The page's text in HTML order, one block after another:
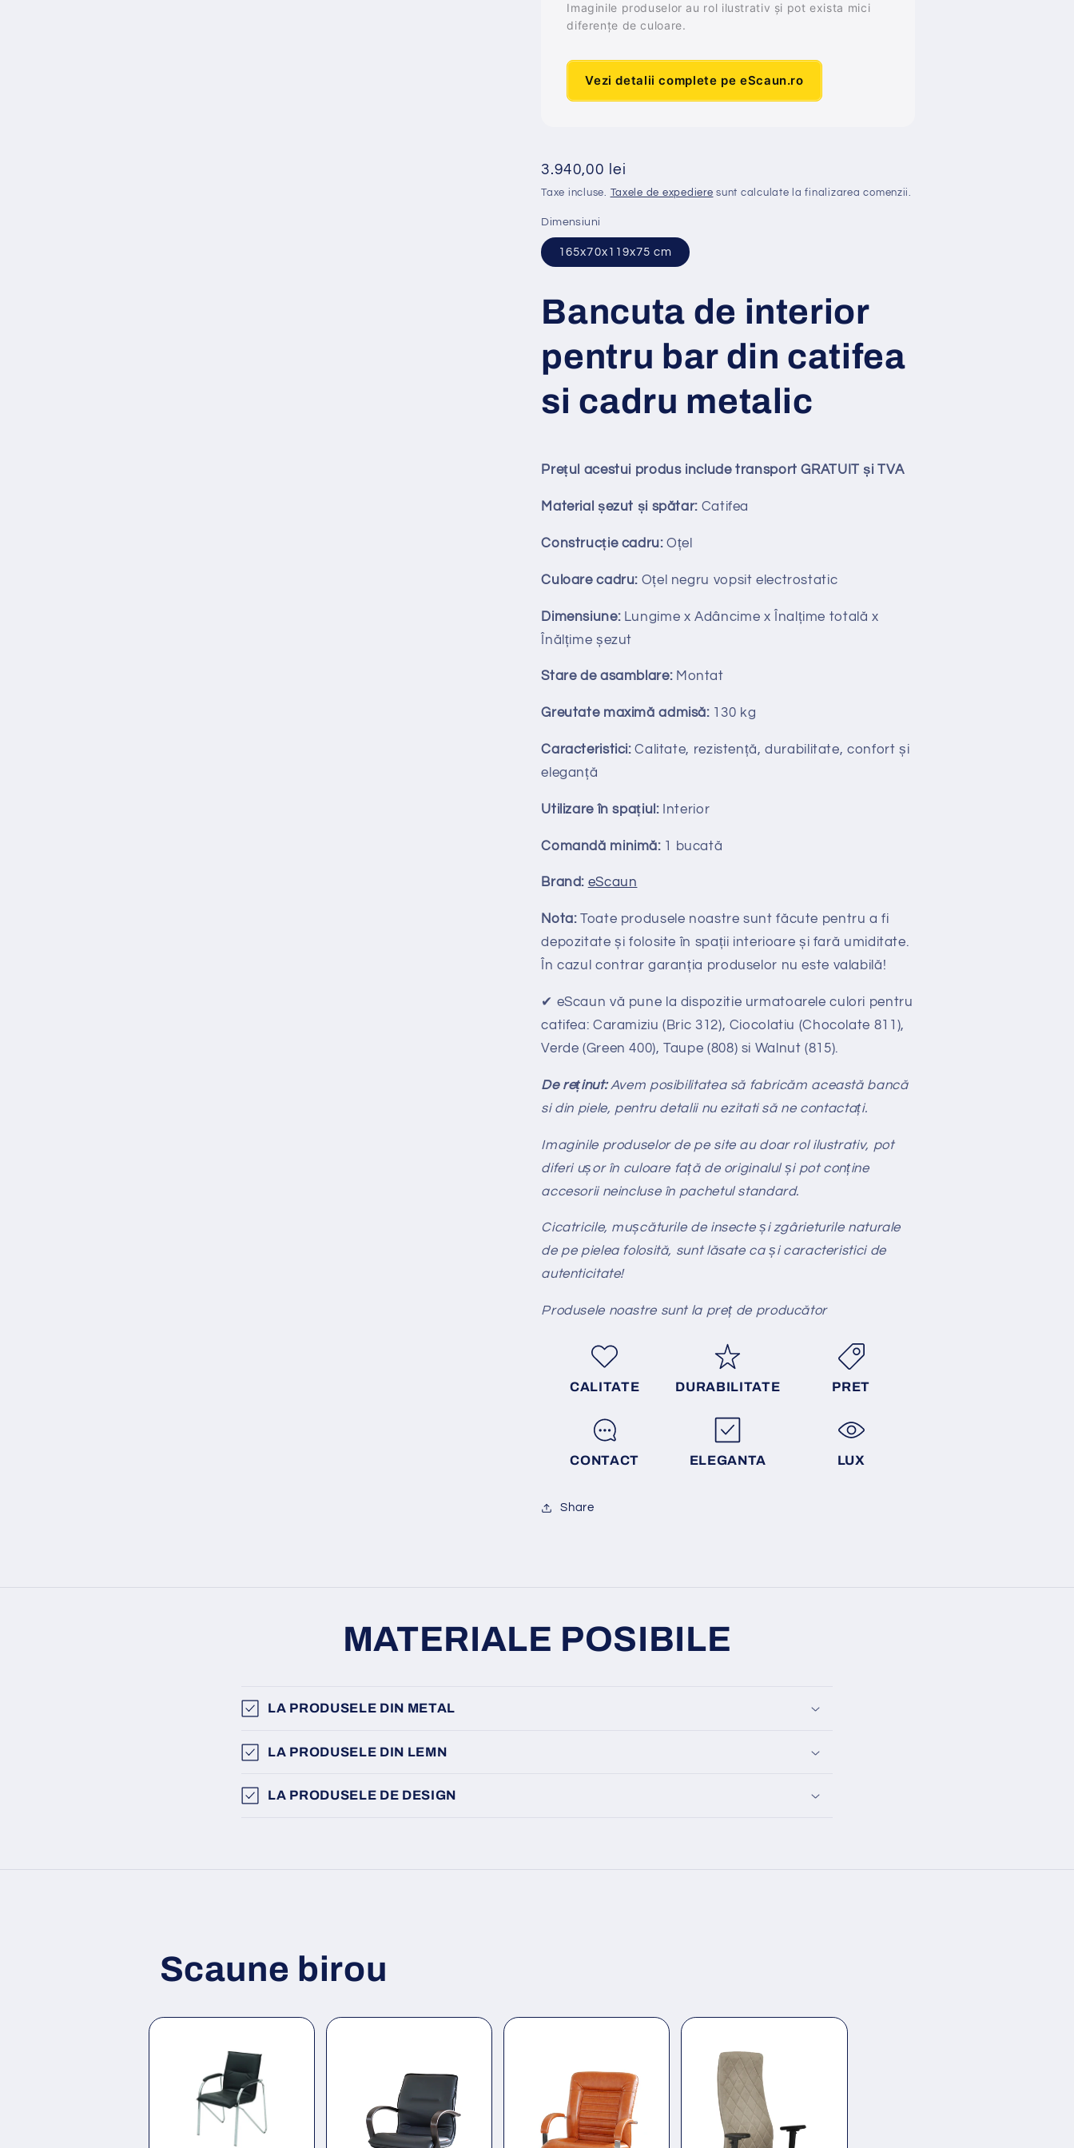
Imaginile produselor au rol ilustrativ și pot exista mici
diferențe de culoare.
Vezi detalii complete pe eScaun.ro
Preț
obișnuit
3.940,00 lei
Taxe incluse. Taxele de expediere sunt calculate la finalizarea comenzii.
Dimensiuni
165x70x119x75 cm
Bancuta de interior
pentru bar din catifea
si cadru metalic
Prețul acestui produs include transport GRATUIT și TVA
Material șezut și spătar: Catifea
Construcție cadru: Oțel
Culoare cadru: Oțel negru vopsit electrostatic
Dimensiune: Lungime xAdâncime x
Înalțime totală x
Înălțime șezut
Stare de asamblare: Montat
Greutate maximă admisă: 130 kg
Caracteristici:Calitate, rezistență, durabilitate, confort și
eleganță
Utilizare în spațiul: Interior
Comandă minimă:1 bucată
Brand: eScaun
Nota: Toate produsele noastre sunt făcute pentru a fi
depozitate și folosite în spații interioare și fară umiditate.
În cazul contrar garanția produselor nu este valabilă!
✔ eScaun vă pune la dispozitie urmatoarele culori pentru
catifea: Caramiziu (Bric 312), Ciocolatiu (Chocolate 811),
Verde (Green 400), Taupe (808) si Walnut (815).
De reținut:Avem posibilitatea să fabricăm această bancă
si din piele, pentru detalii nu ezitati să ne contactați.
Imaginile produselor de pe site au doar rol ilustrativ, pot
diferi ușor în culoare față de originalul și pot conține
accesorii neincluse în pachetul standard.
Cicatricile, mușcăturile de insecte și zgârieturile naturale
de pe pielea folosită, sunt lăsate ca și caracteristici de
autenticitate!
Produsele noastre sunt la preț de producător
CALITATE DURABILITATE PRET
CONTACT ELEGANTA LUX
Share
MATERIALE POSIBILE
LA PRODUSELE DIN METAL
LA PRODUSELE DIN LEMN
LA PRODUSELE DE DESIGN
Scaune birou